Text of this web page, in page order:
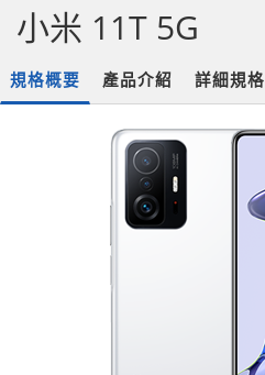
小米 11T 5G
規格概要 產品介紹 詳細規格